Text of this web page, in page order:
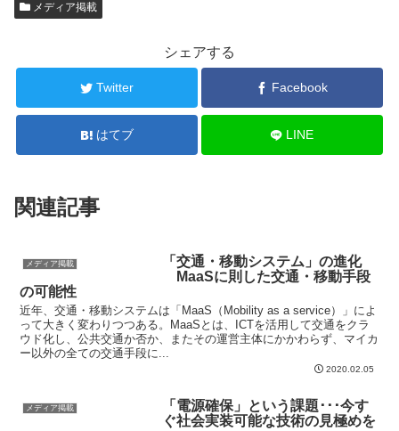
メディア掲載
シェアする
Twitter Facebook
はてブ LINE
関連記事
メディア掲載
「交通・移動システム」の進化
MaaSに則した交通・移動手段
の可能性
近年、交通・移動システムは「MaaS（Mobility as a service）」によ
って大きく変わりつつある。MaaSとは、ICTを活用して交通をクラ
ウド化し、公共交通か否か、またその運営主体にかかわらず、マイカ
ー以外の全ての交通手段に...
2020.02.05
メディア掲載
「電源確保」という課題･･･今す
ぐ社会実装可能な技術の見極めを